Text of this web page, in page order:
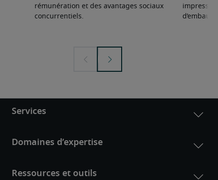
rémunération et des avantages sociaux
concurrentiels.